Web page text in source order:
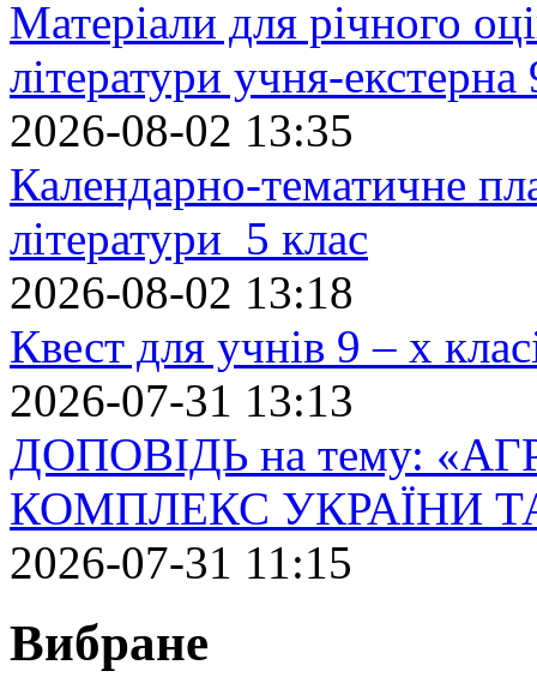
Матеріали для річного
літератури учня-екстерна
2026-08-02 13:35
Календарно-тематичне
літератури 5 клас
2026-08-02 13:18
Квест для учнів 9 – х
2026-07-31 13:13
ДОПОВІДЬ на тему:
КОМПЛЕКС УКРАЇНИ
2026-07-31 11:15
Вибране